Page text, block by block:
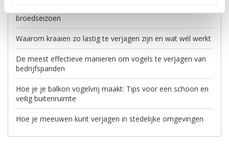
broedseizoen
Waarom kraaien zo lastig te verjagen zijn en wat wél werkt
De meest effectieve manieren om vogels te verjagen van
bedrijfspanden
Hoe je je balkon vogelvrij maakt: Tips voor een schoon en
veilig buitenruimte
Hoe je meeuwen kunt verjagen in stedelijke omgevingen